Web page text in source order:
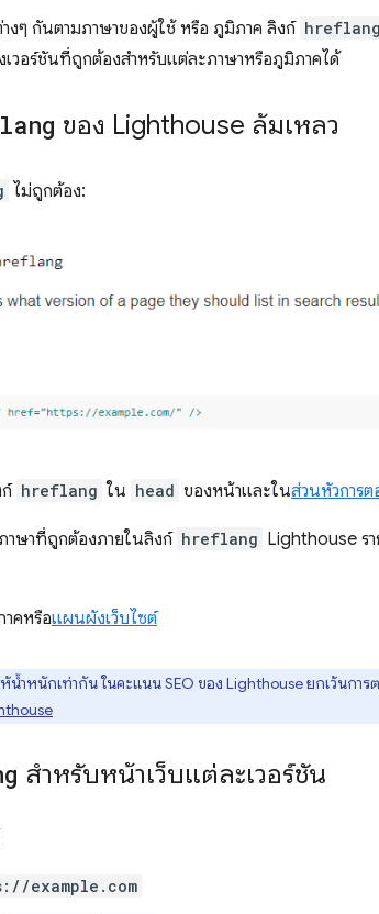
งๆ กันตามภาษาของผู้ใช้ หรือ ภูมิภาค ลิงก์ hreflang
วอร์ชันที่ถูกต้องสำหรับแต่ละภาษาหรือภูมิภาคได้
ของ Lighthouse ล้มเหลว
ไม่ถูกต้อง:
ก์ hreflang ใน head ของหน้าและในส่วนหัวการ
าษาที่ถูกต้องภายในลิงก์ hreflang Lighthouse ร
คหรือแผนผังเว็บไซต์
น้ำหนักเท่ากัน ในคะแนน SEO ของ Lighthouse ยกเว้นการ
สำหรับหน้าเว็บแต่ละเวอร์ชัน
example.com